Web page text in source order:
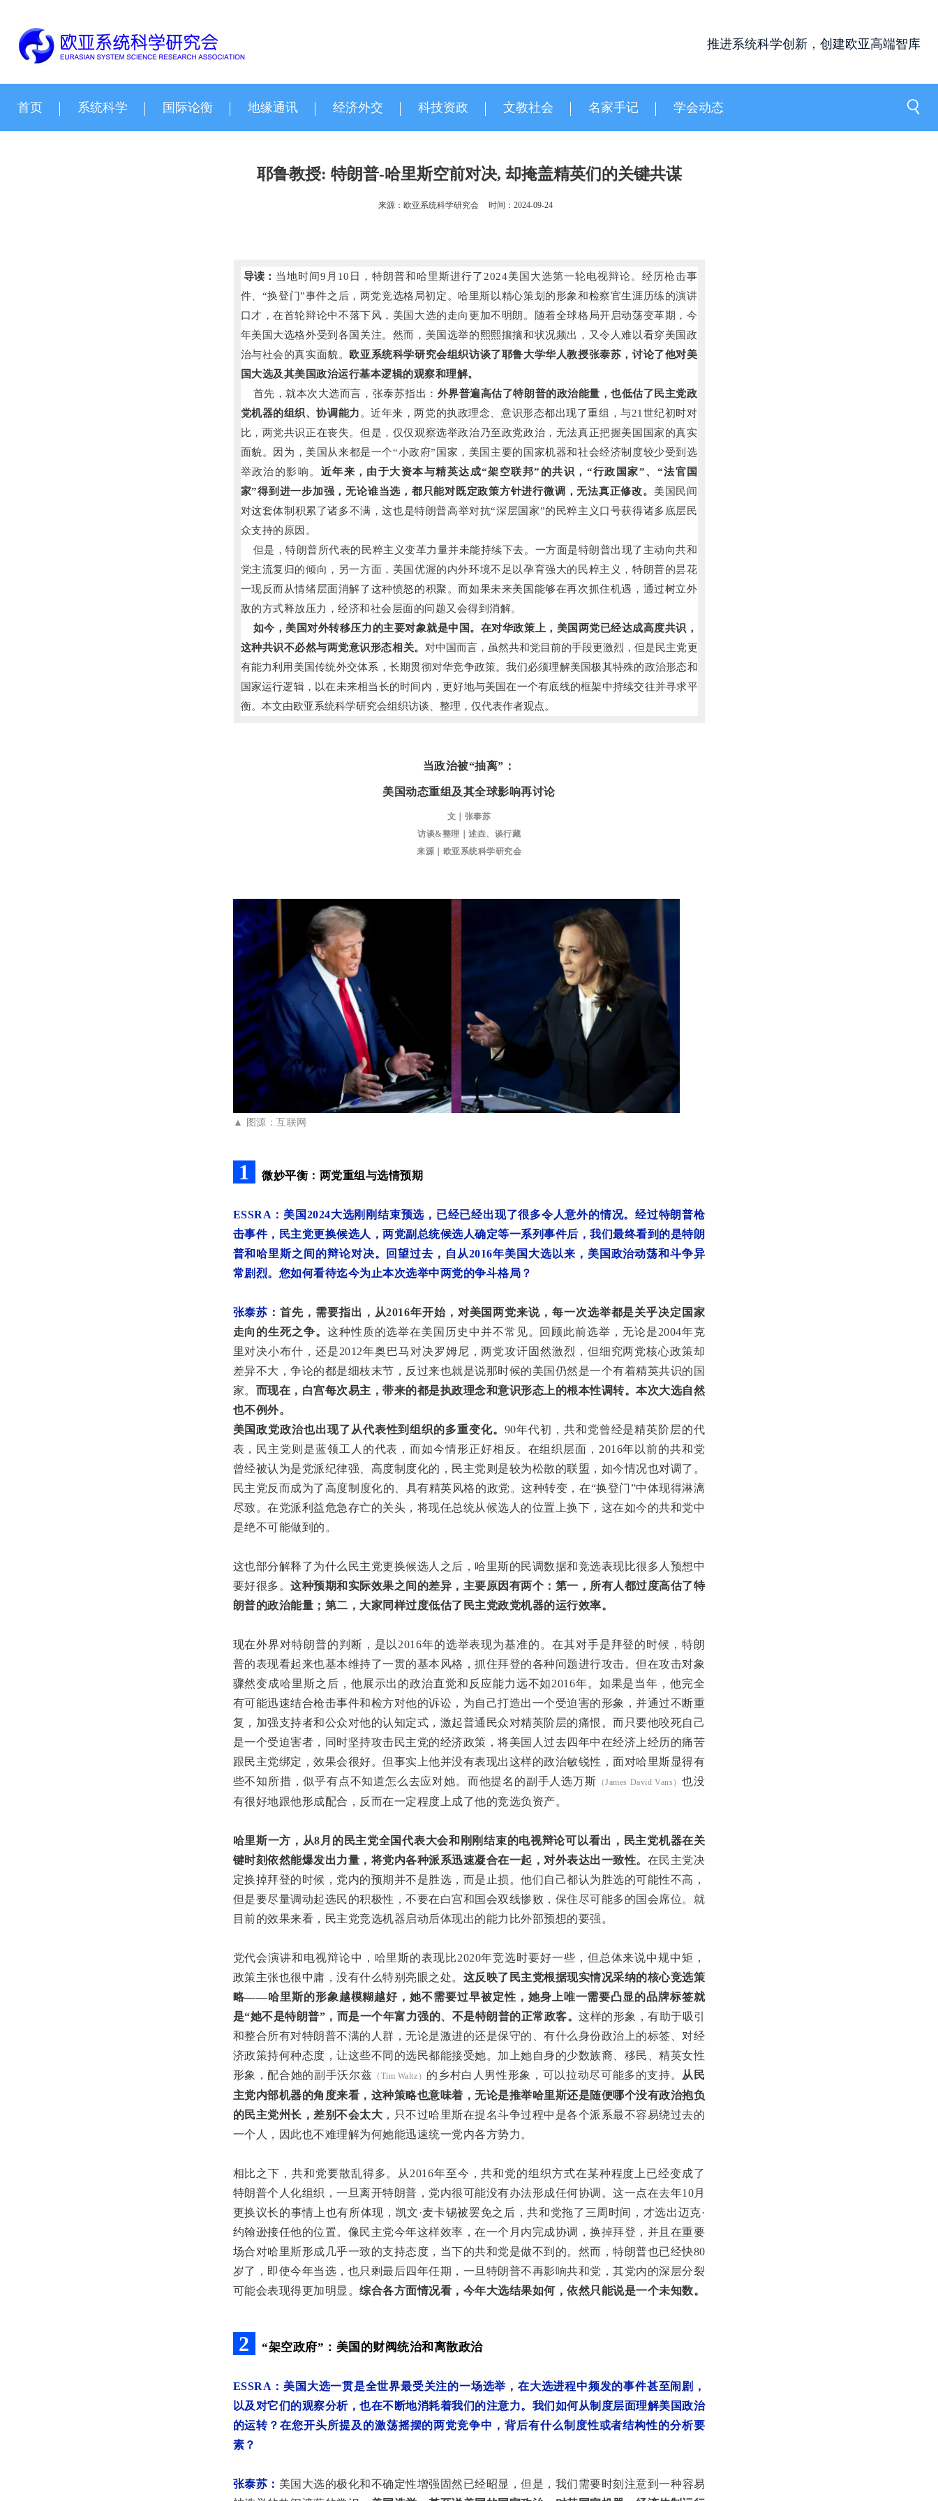
推进系统科学创新，创建欧亚高端智库
首页 系统科学 国际论衡 地缘通讯 经济外交 科技资政 文教社会 名家手记 学会动态
耶鲁教授: 特朗普-哈里斯空前对决, 却掩盖精英们的关键共谋
来源：欧亚系统科学研究会 时间：2024-09-24
导读： 当地时间9月10日，特朗普和哈里斯进行了2024美国大选第一轮电视辩论。 经历枪击事
件、“换登门”事件之后，两党竞选格局初定。哈里斯以精心策划的形象和检察官生涯历练的演讲
口才，在首轮辩论中不落下风，美国大选的走向更加不明朗。随着全球格局开启动荡变革期，今
年美国大选格外受到各国关注。然而，美国选举的熙熙攘攘和状况频出，又令人难以看穿美国政
治与社会的真实面貌。 欧亚系统科学研究会组织访谈了耶鲁大学华人教授张泰苏，讨论了他对美
国大选及其美国政治运行基本逻辑的观察和理解。
首先，就本次大选而言，张泰苏指出： 外界普遍高估了特朗普的政治能量，也低估了民主党政
党机器的组织、协调能力 。近年来，两党的执政理念、意识形态都出现了重组，与21世纪初时对
比，两党共识正在丧失。但是，仅仅观察选举政治乃至政党政治，无法真正把握美国国家的真实
面貌。因为，美国从来都是一个“小政府”国家， 美国主要的国家机器和社会经济制度较少受到选
举政治的影响。 近年来，由于大资本与精英达成“架空联邦”的共识，“行政国家”、“法官国
家”得到进一步加强 ，无论谁当选，都只能对既定政策方针进行微调，无法真正修改。 美国民间
对这套体制 积累了诸多不满 ，这也是特朗普高举对抗“深层国家”的民粹主义口号获得诸多底层民
众支持的原因。
但是，特朗普所代表的民粹主义变革力量并未能持续下去。一方面是特朗普出现了主动向共和
党主流复归的倾向，另一方面，美国优渥的内外环境不足以孕育强大的民粹主义，特朗普的昙花
一现反而从情绪层面消解了这种愤怒的积聚。而如果未来美国能够在再次抓住机遇，通过树立外
敌的方式释放压力，经济和社会层面的问题又会得到消解。
如今，美国对外转移压力的主要对象就是中国。在对华政策上，美国两党已经达成高度共识，
这种共识不必然与两党意识形态相关。 对中国而言，虽然共和党目前的手段更激烈，但是民主党更
有能力利用美国传统外交体系，长期贯彻对华竞争政策。我们必须理解美国极其特殊的政治形态和
国家运行逻辑，以在未来相当长的时间内，更好地与美国在一个有底线的框架中持续交往并寻求平
衡。本文由欧亚系统科学研究会组织访谈、整理，仅代表作者观点。
当政治被“抽离”：
美国动态重组及其全球影响再讨论
文｜张泰苏
访谈&整理｜述垚、谈行藏
来源｜欧亚系统科学研究会
▲ 图源：互联网
1 微妙平衡：两党重组与选情预期
ESSRA： 美国2024大选刚刚结束预选，已经已经出现了很多令人意外的情况。经过特朗普枪
击事件，民主党更换候选人，两党副总统候选人确定等一系列事件后，我们最终看到的是特朗
普和哈里斯之间的辩论对决。回望过去，自从2016年美国大选以来，美国政治动荡和斗争异
常剧烈。您如何看待迄今为止本次选举中两党的争斗格局？
张泰苏：首先，需要指出，从2016年开始，对美国两党来说，每一次选举都是关乎决定国家
走向的生死之争。 这种性质的选举在美国历史中并不常见。回顾此前选举，无论是2004年克
里对决小布什，还是2012年奥巴马对决罗姆尼，两党攻讦固然激烈，但细究两党核心政策却
差异不大，争论的都是细枝末节，反过来也就是说那时候的美国仍然是一个有着精英共识的国
家。 而现在，白宫每次易主，带来的都是执政理念和意识形态上的根本性调转。本次大选自然
也不例外。
美国政党政治也出现了从代表性到组织的多重变化。 90年代初，共和党曾经是精英阶层的代
表，民主党则是蓝领工人的代表，而如今情形正好相反。在组织层面，2016年以前的共和党
曾经被认为是党派纪律强、高度制度化的，民主党则是较为松散的联盟，如今情况也对调了。
民主党反而成为了高度制度化的、具有精英风格的政党。这种转变，在“换登门”中体现得淋漓
尽致。在党派利益危急存亡的关头，将现任总统从候选人的位置上换下，这在如今的共和党中
是绝不可能做到的。
这也部分解释了为什么民主党更换候选人之后，哈里斯的民调数据和竞选表现比很多人预想中
要好很多。这种预期和实际效果之间的差异，主要原因有两个：第一，所有人都过度高估了特
朗普的政治能量；第二，大家同样过度低估了民主党政党机器的运行效率。
现在外界对特朗普的判断，是以2016年的选举表现为基准的。在其对手是拜登的时候，特朗
普的表现看起来也基本维持了一贯的基本风格，抓住拜登的各种问题进行攻击。但在攻击对象
骤然变成哈里斯之后，他展示出的政治直觉和反应能力远不如2016年。如果是当年，他完全
有可能迅速结合枪击事件和检方对他的诉讼，为自己打造出一个受迫害的形象，并通过不断重
复，加强支持者和公众对他的认知定式，激起普通民众对精英阶层的痛恨。而只要他咬死自己
是一个受迫害者，同时坚持攻击民主党的经济政策，将美国人过去四年中在经济上经历的痛苦
跟民主党绑定，效果会很好。但事实上他并没有表现出这样的政治敏锐性，面对哈里斯显得有
些不知所措，似乎有点不知道怎么去应对她。而他提名的副手人选万斯 （James David Vans）也没
有很好地跟他形成配合，反而在一定程度上成了他的竞选负资产。
哈里斯一方，从8月的民主党全国代表大会和刚刚结束的电视辩论可以看出，民主党机器在关
键时刻依然能爆发出力量，将党内各种派系迅速凝合在一起，对外表达出一致性。 在民主党决
定换掉拜登的时候，党内的预期并不是胜选，而是止损。他们自己都认为胜选的可能性不高，
但是要尽量调动起选民的积极性，不要在白宫和国会双线惨败，保住尽可能多的国会席位。就
目前的效果来看，民主党竞选机器启动后体现出的能力比外部预想的要强。
党代会演讲和电视辩论中，哈里斯的表现比2020年竞选时要好一些，但总体来说中规中矩，
政策主张也很中庸，没有什么特别亮眼之处。 这反映了民主党根据现实情况采纳的核心竞选策
略——哈里斯的形象越模糊越好，她不需要过早被定性，她身上唯一需要凸显的品牌标签就
是“她不是特朗普”，而是一个年富力强的、不是特朗普的正常政客。 这样的形象，有助于吸引
和整合所有对特朗普不满的人群，无论是激进的还是保守的、有什么身份政治上的标签、对经
济政策持何种态度，让这些不同的选民都能接受她。加上她自身的少数族裔、移民、精英女性
形象，配合她的副手沃尔兹 （Tim Waltz） 的乡村白人男性形象，可以拉动尽可能多的支持。 从民
主党内部机器的角度来看，这种策略也意味着，无论是推举哈里斯还是随便哪个没有政治抱负
的民主党州长，差别不会太大 ，只不过哈里斯在提名斗争过程中是各个派系最不容易绕过去的
一个人，因此也不难理解为何她能迅速统一党内各方势力。
相比之下，共和党要散乱得多。从2016年至今，共和党的组织方式在某种程度上已经变成了
特朗普个人化组织，一旦离开特朗普，党内很可能没有办法形成任何协调。这一点在去年10月
更换议长的事情上也有所体现，凯文·麦卡锡被罢免之后，共和党拖了三周时间，才选出迈克·
约翰逊接任他的位置。像民主党今年这样效率，在一个月内完成协调，换掉拜登，并且在重要
场合对哈里斯形成几乎一致的支持态度，当下的共和党是做不到的。然而，特朗普也已经快80
岁了，即使今年当选，也只剩最后四年任期，一旦特朗普不再影响共和党，其党内的深层分裂
可能会表现得更加明显。 综合各方面情况看，今年大选结果如何，依然只能说是一个未知数。
2 “架空政府”：美国的财阀统治和离散政治
ESSRA： 美国大选一贯是全世界最受关注的一场选举，在大选进程中频发的事件甚至闹剧，
以及对它们的观察分析，也在不断地消耗着我们的注意力。我们如何从制度层面理解美国政治
的运转？在您开头所提及的激荡摇摆的两党竞争中，背后有什么制度性或者结构性的分析要
素？
张泰苏： 美国大选的极化和不确定性增强固然已经昭显，但是，我们需要时刻注意到一种容易